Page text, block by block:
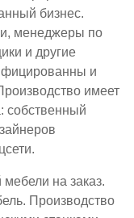
бизнес.
менеджеры по
и другие
и
имеет
собственный
на заказ.
Производство